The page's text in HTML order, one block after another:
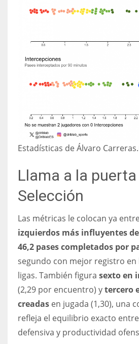
Estadísticas de Álvaro Carreras.
Llama a la puerta
Selección
Las métricas le colocan ya
izquierdos más influyentes
46,2 pases completados por
segundo con mejor registro en
ligas. También figura sexto en
(2,29 por encuentro) ytercero
creadas en jugada (1,30), una
refleja el equilibrio exacto
defensiva y productividad